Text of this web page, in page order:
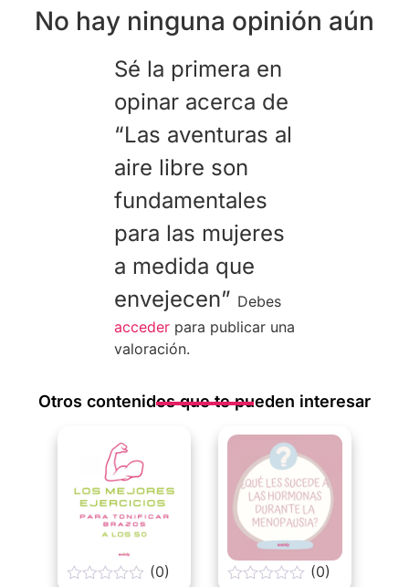
No hay ninguna opinión aún
Sé la primera en
opinar acerca de
“Las aventuras al
aire libre son
fundamentales
para las mujeres
a medida que
envejecen” Debes
accederpara publicar una
valoración.
Otros contenidos que te pueden interesar
(0) (0)